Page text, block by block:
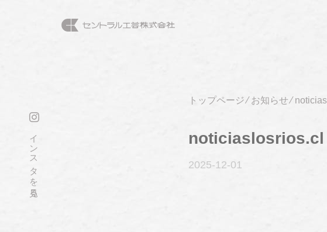
インスタを見る
トップページ⁄ お知らせ⁄
noticiaslosrios.cl
2025-12-01